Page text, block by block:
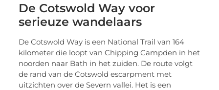
De Cotswold Way voor
serieuze wandelaars
De Cotswold Way is een National Trail van 164
kilometer die loopt van Chipping Campden in het
noorden naar Bath in het zuiden. De route volgt
de rand van de Cotswold escarpment met
uitzichten over de Severn vallei. Het is een